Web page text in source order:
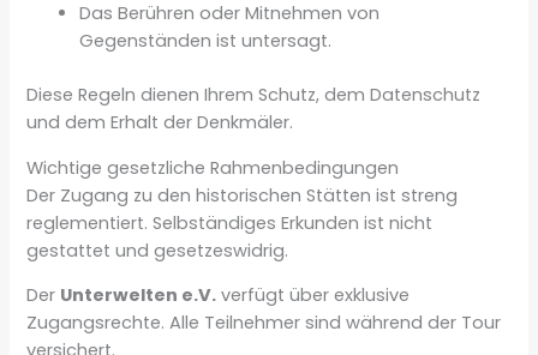
Das Berühren oder Mitnehmen von
Gegenständen ist untersagt.
Diese Regeln dienen Ihrem Schutz, dem Datenschutz
und dem Erhalt der Denkmäler.
Wichtige gesetzliche Rahmenbedingungen
Der Zugang zu den historischen Stätten ist streng
reglementiert. Selbständiges Erkunden ist nicht
gestattet und gesetzeswidrig.
Der Unterwelten e.V. verfügt über exklusive
Zugangsrechte. Alle Teilnehmer sind während der Tour